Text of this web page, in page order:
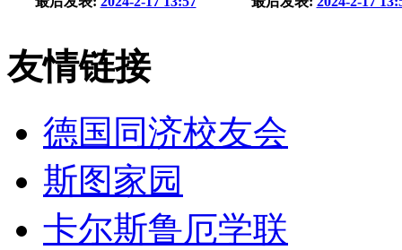
友情链接
德国同济校友会
斯图家园
卡尔斯鲁厄学联